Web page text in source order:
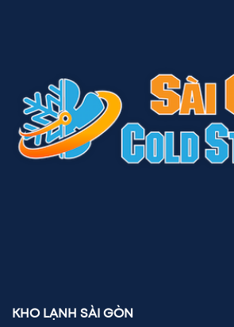
KHO LẠNH SÀI GÒN